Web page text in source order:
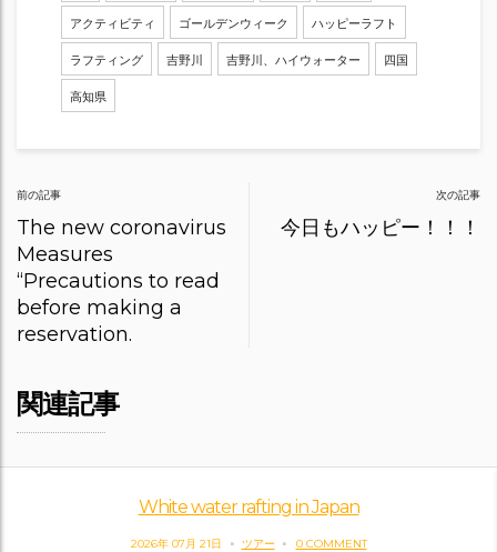
アクティビティ ゴールデンウィーク ハッピーラフト
ラフティング 吉野川 吉野川、ハイウォーター 四国
高知県
Post
navigation
前の記事
The new coronavirus
Measures
“Precautions to read
before making a
reservation.
次の記事
今日もハッピー！！！
関連記事
White water rafting in Japan
2026年 07月 21日 ツアー 0 COMMENT